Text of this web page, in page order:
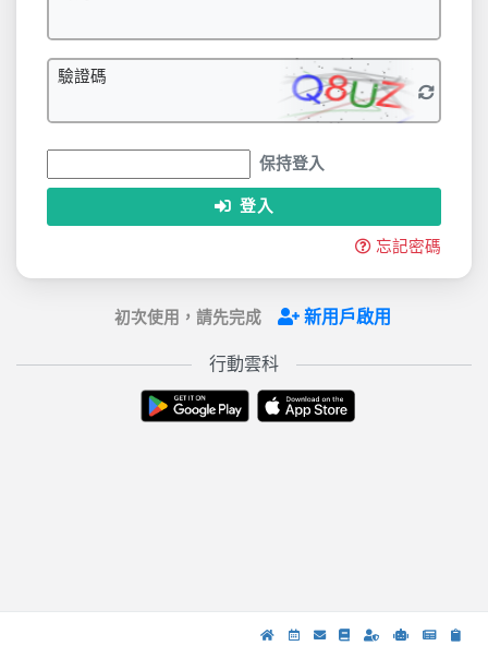
驗證碼
保持登入
登入
忘記密碼
初次使用，請先完成 新用戶啟用
行動雲科